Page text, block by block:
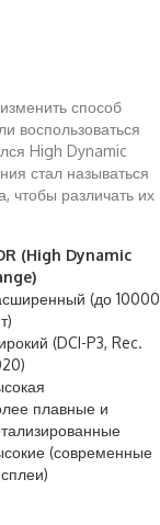
способ
воспользоваться
High Dynamic
стал называться
чтобы различать их
(High Dynamic
(до 10000
(DCI-P3, Rec.
плавные и
(современные